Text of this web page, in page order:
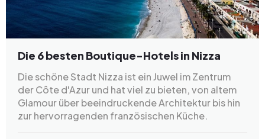
Die 6 besten Boutique-Hotels in Nizza
Die schöne Stadt Nizza ist ein Juwel im Zentrum
der Côte d'Azur und hat viel zu bieten, von altem
Glamour über beeindruckende Architektur bis hin
zur hervorragenden französischen Küche.